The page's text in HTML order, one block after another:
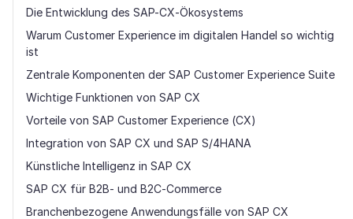
Die Entwicklung des SAP-CX-Ökosystems
Warum Customer Experience im digitalen Handel so wichtig
ist
Zentrale Komponenten der SAP Customer Experience Suite
Wichtige Funktionen von SAP CX
Vorteile von SAP Customer Experience (CX)
Integration von SAP CX und SAP S/4HANA
Künstliche Intelligenz in SAP CX
SAP CX für B2B- und B2C-Commerce
Branchenbezogene Anwendungsfälle von SAP CX